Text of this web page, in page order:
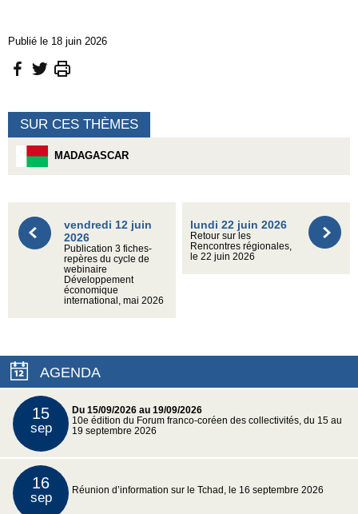
Publié le 18 juin 2026
SUR CES THÈMES
MADAGASCAR
vendredi 12 juin
2026
Publication 3 fiches-
repères du cycle de
webinaire
Développement
économique
international, mai 2026
lundi 22 juin 2026
Retour sur les
Rencontres régionales,
le 22 juin 2026
AGENDA
15
sep
Du 15/09/2026 au 19/09/2026
10e édition du Forum franco-coréen des collectivités, du 15 au
19 septembre 2026
16
sep Réunion d’information sur le Tchad, le 16 septembre 2026